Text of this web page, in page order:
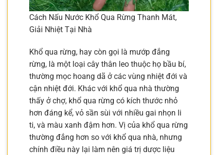
Cách Nấu Nước Khổ Qua Rừng Thanh Mát,
Giải Nhiệt Tại Nhà
Khổ qua rừng, hay còn gọi là mướp đắng
rừng, là một loại cây thân leo thuộc họ bầu bí,
thường mọc hoang dã ở các vùng nhiệt đới và
cận nhiệt đới. Khác với khổ qua nhà thường
thấy ở chợ, khổ qua rừng có kích thước nhỏ
hơn đáng kể, vỏ sần sùi với nhiều gai nhọn li
ti, và màu xanh đậm hơn. Vị của khổ qua rừng
thường đắng hơn so với khổ qua nhà, nhưng
chính điều này lại làm nên giá trị dược liệu